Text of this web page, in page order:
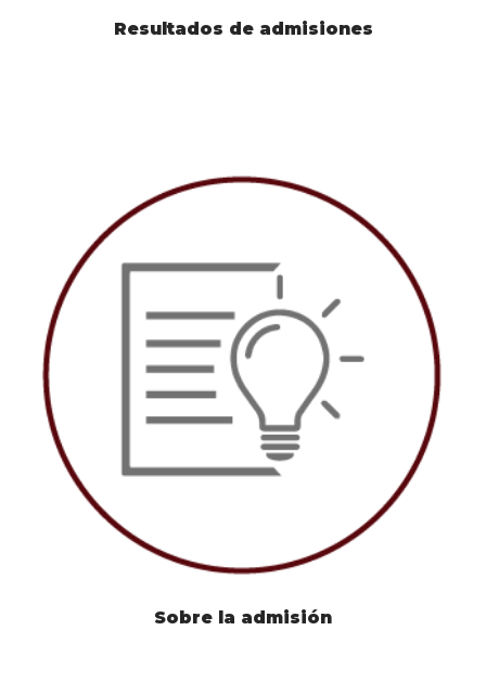
Resultados de admisiones
Sobre la admisión